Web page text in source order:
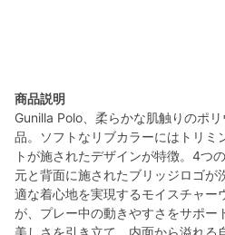
商品説明
Gunilla Polo、柔らかな肌触りのポ
品。ソフトなリブカラーにはトリミ
トが施されたデザインが特徴。4つ
元と背面に施されたブリッジロゴが
適な着心地を実現するモイスチャー
が、プレー中の動きやすさをサポー
美しさを引き立て、内面から溢れる